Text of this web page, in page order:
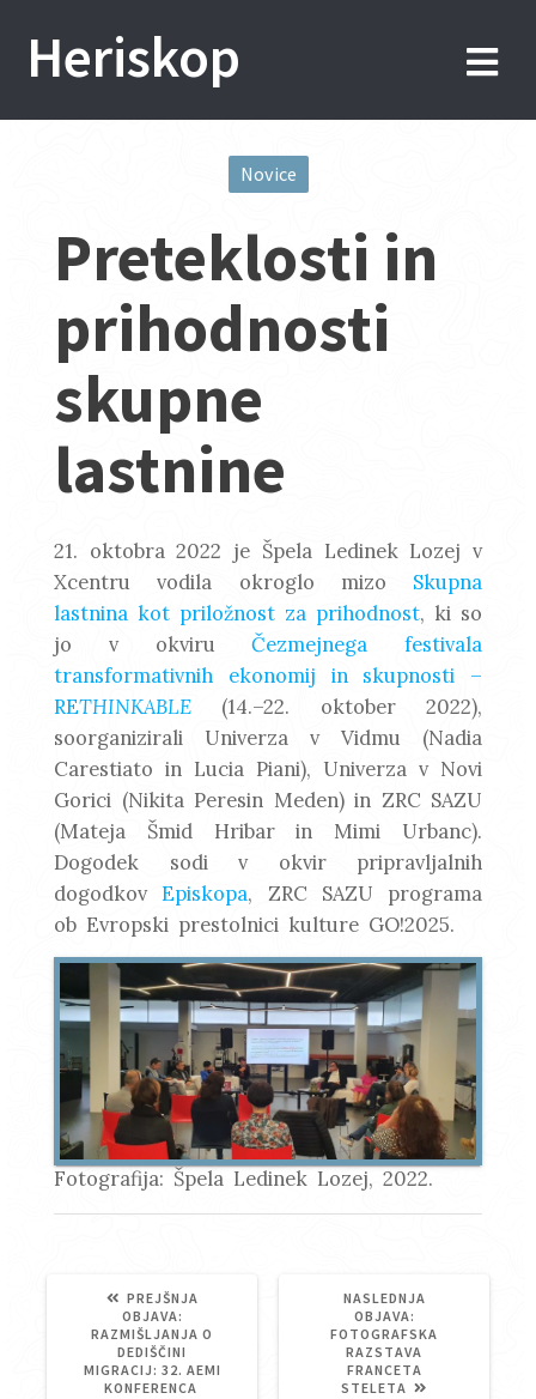
Heriskop
Novice
Preteklosti in
prihodnosti
skupne
lastnine
21. oktobra 2022 je Špela Ledinek Lozej v
Xcentru vodila okroglo mizo Skupna
lastnina kot priložnost za prihodnost, ki so
jo v okviruČezmejnega festivala
transformativnih ekonomij in skupnosti –
RETHINKABLE (14.–22. oktober 2022),
soorganizirali Univerza v Vidmu (Nadia
Carestiato in Lucia Piani), Univerza v Novi
Gorici (Nikita Peresin Meden) in ZRC SAZU
(Mateja Šmid Hribar in Mimi Urbanc).
Dogodek sodi v okvir pripravljalnih
dogodkovEpiskopa, ZRC SAZU programa
ob Evropski prestolnici kulture GO!2025.
Fotografija: Špela Ledinek Lozej, 2022.
navigation
PREJŠNJA
OBJAVA:
OBJAVA:
RAZMIŠLJANJA O
DEDIŠČINI
MIGRACIJ: 32. AEMI
KONFERENCA
NASLEDNJA
OBJAVA:
OBJAVA:
FOTOGRAFSKA
RAZSTAVA
FRANCETA
STELETA